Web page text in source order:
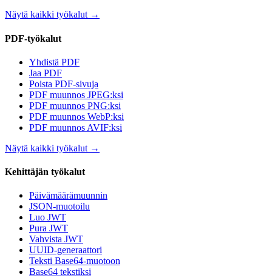
Näytä kaikki työkalut →
PDF-työkalut
Yhdistä PDF
Jaa PDF
Poista PDF-sivuja
PDF muunnos JPEG:ksi
PDF muunnos PNG:ksi
PDF muunnos WebP:ksi
PDF muunnos AVIF:ksi
Näytä kaikki työkalut →
Kehittäjän työkalut
Päivämäärämuunnin
JSON-muotoilu
Luo JWT
Pura JWT
Vahvista JWT
UUID-generaattori
Teksti Base64-muotoon
Base64 tekstiksi